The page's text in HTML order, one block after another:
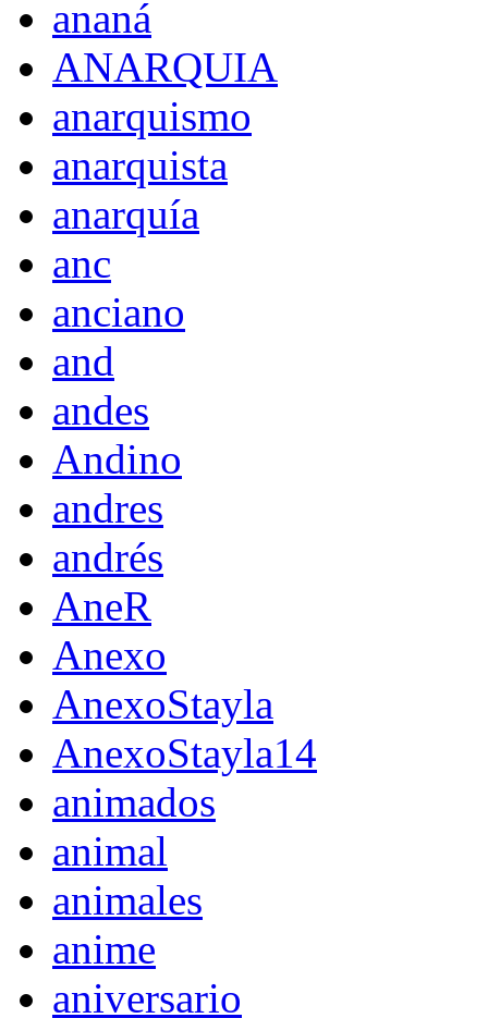
ananá
ANARQUIA
anarquismo
anarquista
anarquía
anc
anciano
and
andes
Andino
andres
andrés
AneR
Anexo
AnexoStayla
AnexoStayla14
animados
animal
animales
anime
aniversario